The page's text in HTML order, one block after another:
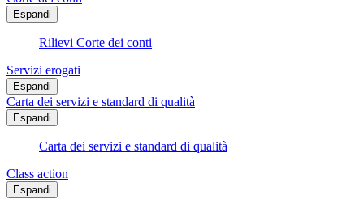
Espandi
Rilievi Corte dei conti
Servizi erogati
Espandi
Carta dei servizi e standard di qualità
Espandi
Carta dei servizi e standard di qualità
Class action
Espandi